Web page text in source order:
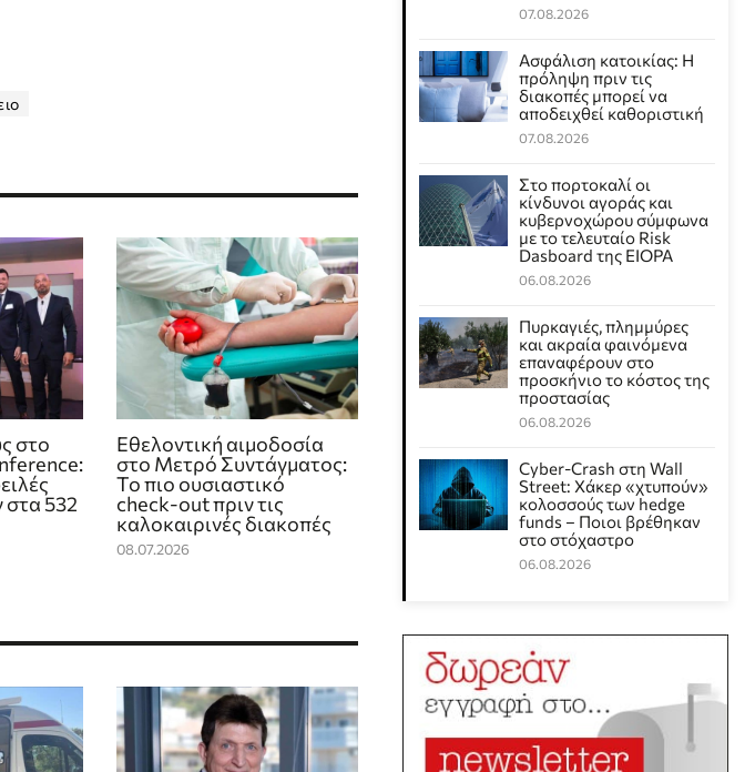
στο
532
Εθελοντική αιμοδοσία
στο Μετρό Συντάγματος:
Το πιο ουσιαστικό
check‑out πριν τις
καλοκαιρινές διακοπές
08.07.2026
07.08.2026
Ασφάλιση κατοικίας: Η
πρόληψη πριν τις
διακοπές μπορεί να
αποδειχθεί καθοριστική
07.08.2026
Στο πορτοκαλί οι
κίνδυνοι αγοράς και
κυβερνοχώρου σύμφωνα
με το τελευταίο Risk
Dasboard της EIOPA
06.08.2026
Πυρκαγιές, πλημμύρες
και ακραία φαινόμενα
επαναφέρουν στο
προσκήνιο το κόστος της
προστασίας
06.08.2026
Cyber-Crash στη Wall
Street: Χάκερ «χτυπούν»
κολοσσούς των hedge
funds – Ποιοι βρέθηκαν
στο στόχαστρο
06.08.2026